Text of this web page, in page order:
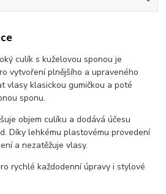
culík s kuželovou sponou je
vytvoření plnějšího a upraveného
vlasy klasickou gumičkou a poté
sponu.
objem culíku a dodává účesu
Díky lehkému plastovému provedení
a nezatěžuje vlasy.
rychlé každodenní úpravy i stylové